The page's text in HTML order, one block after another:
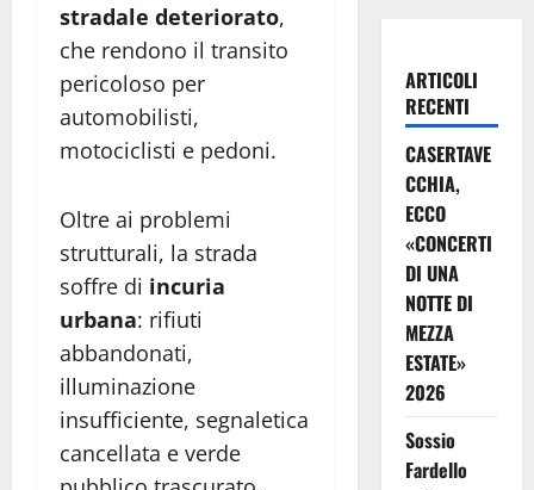
stradale deteriorato,
che rendono il transito
pericoloso per
automobilisti,
motociclisti e pedoni.
Oltre ai problemi
strutturali, la strada
soffre di incuria
urbana: rifiuti
abbandonati,
illuminazione
insufficiente, segnaletica
cancellata e verde
ARTICOLI
RECENTI
CASERTAVE
CCHIA,
ECCO
«CONCERTI
DI UNA
NOTTE DI
MEZZA
ESTATE»
2026
Sossio
Fardello